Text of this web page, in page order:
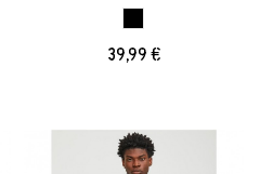
39,99 €